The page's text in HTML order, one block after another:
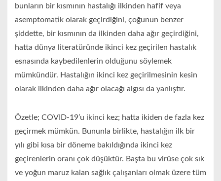
bunların bir kısmının hastalığı ilkinden hafif veya
asemptomatik olarak geçirdiğini, çoğunun benzer
şiddette, bir kısmının da ilkinden daha ağır geçirdiğini,
hatta dünya literatüründe ikinci kez geçirilen hastalık
esnasında kaybedilenlerin olduğunu söylemek
mümkündür. Hastalığın ikinci kez geçirilmesinin kesin
olarak ilkinden daha ağır olacağı algısı da yanlıştır.
Özetle; COVID-19’u ikinci kez; hatta ikiden de fazla kez
geçirmek mümkün. Bununla birlikte, hastalığın ilk bir
yılı gibi kısa bir döneme bakıldığında ikinci kez
geçirenlerin oranı çok düşüktür. Başta bu virüse çok sık
ve yoğun maruz kalan sağlık çalışanları olmak üzere tüm